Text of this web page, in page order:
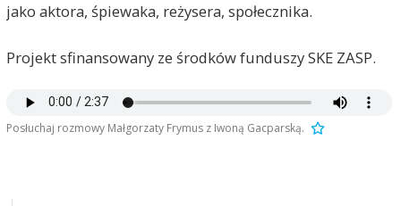
jako aktora, śpiewaka, reżysera, społecznika.
Projekt sfinansowany ze środków funduszy SKE ZASP.
Posłuchaj rozmowy Małgorzaty Frymus z Iwoną Gacparską.